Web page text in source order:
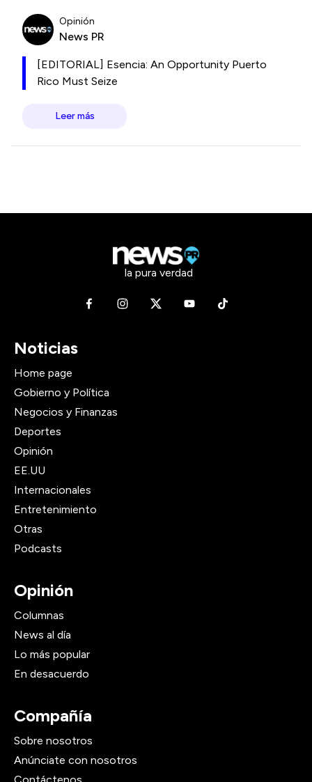
Opinión
News PR
[EDITORIAL] Esencia: An Opportunity Puerto
Rico Must Seize
Leer más
la pura verdad
Noticias
Home page
Gobierno y Política
Negocios y Finanzas
Deportes
Opinión
EE.UU
Internacionales
Entretenimiento
Otras
Podcasts
Opinión
Columnas
News al día
Lo más popular
En desacuerdo
Compañía
Sobre nosotros
Anúnciate con nosotros
Contáctenos